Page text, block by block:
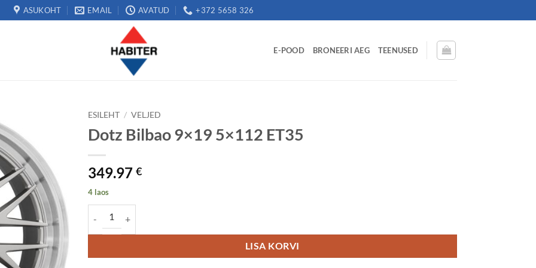
ASUKOHT EMAIL AVATUD +372 5658 326
E-POOD BRONEERI AEG TEENUSED
ESILEHT / VELJED
Dotz Bilbao 9×19 5×112 ET35
349.97 €
4 laos
LISA KORVI